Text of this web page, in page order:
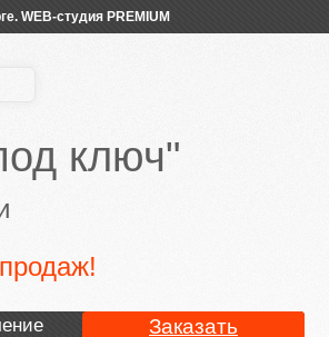
WEB-студия PREMIUM
ключ"
Заказать